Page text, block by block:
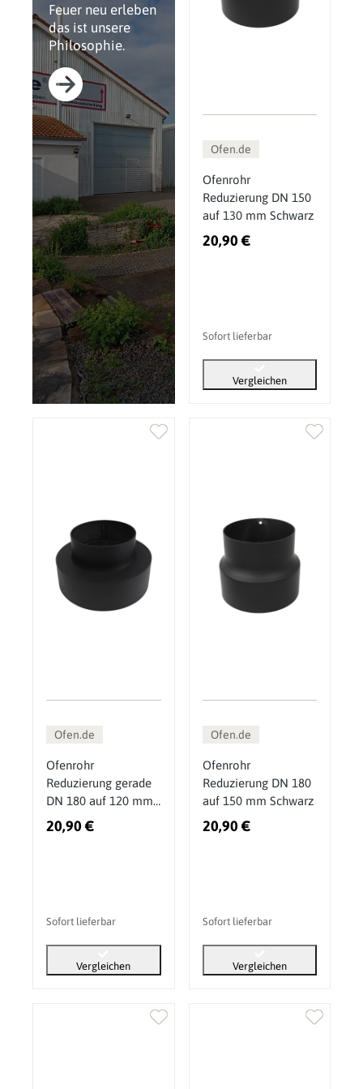
Feuer neu erleben
das ist unsere
Philosophie.
Ofen.de
Ofenrohr
Reduzierung DN 150
auf 130 mm Schwarz
20,90 €
Sofort lieferbar
Vergleichen
Ofen.de
Ofenrohr
Reduzierung gerade
DN 180 auf 120 mm
Schwarz
20,90 €
Sofort lieferbar
Vergleichen
Ofen.de
Ofenrohr
Reduzierung DN 180
auf 150 mm Schwarz
20,90 €
Sofort lieferbar
Vergleichen